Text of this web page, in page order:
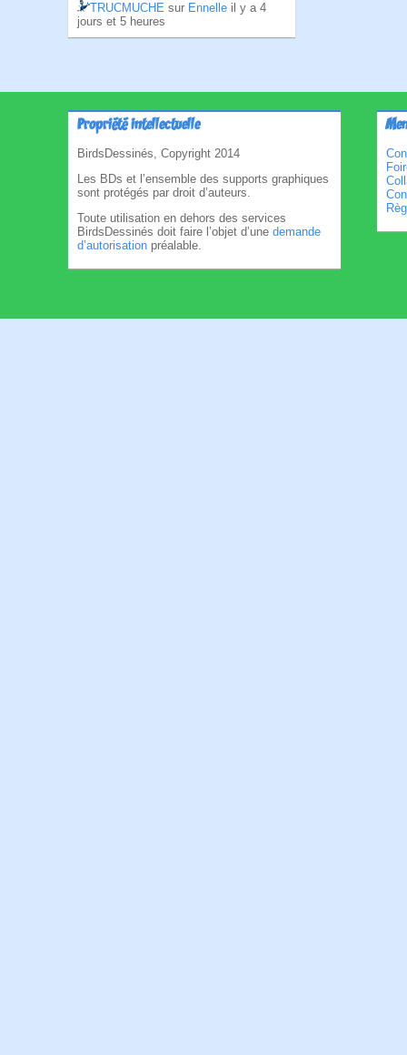
TRUCMUCHE sur Ennelle il y a 4
jours et 5 heures
Propriété intellectuelle
BirdsDessinés, Copyright 2014
Les BDs et l’ensemble des supports graphiques
sont protégés par droit d’auteurs.
Toute utilisation en dehors des services
BirdsDessinés doit faire l’objet d’une demande
d’autorisation préalable.